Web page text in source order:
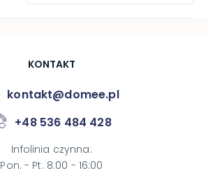
KONTAKT
kontakt@domee.pl
+48 536 484 428
Infolinia czynna:
Pon. - Pt. 8:00 - 16:00